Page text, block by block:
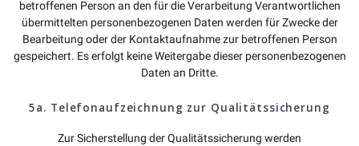
betroffenen Person an den für die Verarbeitung Verantwortlichen
übermittelten personenbezogenen Daten werden für Zwecke der
Bearbeitung oder der Kontaktaufnahme zur betroffenen Person
gespeichert. Es erfolgt keine Weitergabe dieser personenbezogenen
Daten an Dritte.
5a. Telefonaufzeichnung zur Qualitätssicherung
Zur Sicherstellung der Qualitätssicherung werden